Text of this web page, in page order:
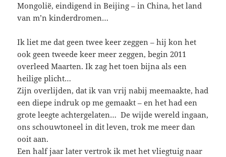
Mongolië, eindigend in Beijing – in China, het land
van m’n kinderdromen…
Ik liet me dat geen twee keer zeggen – hij kon het
ook geen tweede keer meer zeggen, begin 2011
overleed Maarten. Ik zag het toen bijna als een
heilige plicht…
Zijn overlijden, dat ik van vrij nabij meemaakte, had
een diepe indruk op me gemaakt – en het had een
grote leegte achtergelaten… De wijde wereld ingaan,
ons schouwtoneel in dit leven, trok me meer dan
ooit aan.
Een half jaar later vertrok ik met het vliegtuig naar